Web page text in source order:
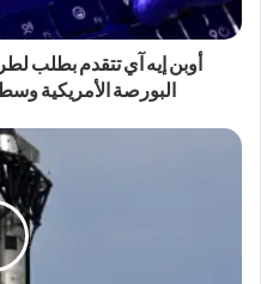
أوبن إيه آي تتقدم بطلب
البورصة الأمريكية